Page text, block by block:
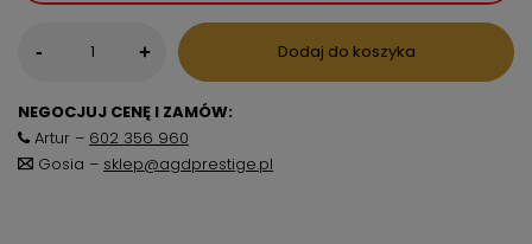
- + Dodaj do koszyka
NEGOCJUJ CENĘ I ZAMÓW:
Artur – 602 356 960
Gosia – sklep@agdprestige.pl